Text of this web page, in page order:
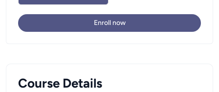
Course Details
Enroll now